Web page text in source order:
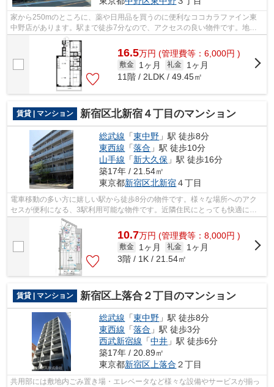
家から250mのところに、薬や日用品を買うのに便利なココカラファイン東
中野店があります。駅まで徒歩7分なので、アクセスの良い物件です。地上
12階建ての物件。近くに駅が3つあるため...
16.5万円 (管理費等：6,000円 )
敷金 1ヶ月 礼金
1ヶ月
11階 / 2LDK / 49.45㎡
賃貸 | マンション 新宿区北新宿４丁目のマンション
総武線 「東中野 」駅 徒歩8分
東西線 「落合 」駅 徒歩10分
山手線 「新大久保 」駅 徒歩16分
築17年 / 21.54㎡
東京都新宿区北新宿４丁目
電車移動の多い方に嬉しい駅から徒歩8分の物件です。様々な場所へのアク
セスが便利になる、3駅利用可能な物件です。近隣住民にとっても快適にな
る敷地内ごみ置き場付きです。新宿区エ...
10.7万円 (管理費等：8,000円 )
敷金 1ヶ月 礼金
1ヶ月
3階 / 1K / 21.54㎡
賃貸 | マンション 新宿区上落合２丁目のマンション
総武線 「東中野 」駅 徒歩8分
東西線 「落合 」駅 徒歩3分
西武新宿線 「中井 」駅 徒歩6分
築17年 / 20.89㎡
東京都新宿区上落合 ２丁目
共用部には敷地内ごみ置き場・エレベータなど様々な設備やサービスが揃っ